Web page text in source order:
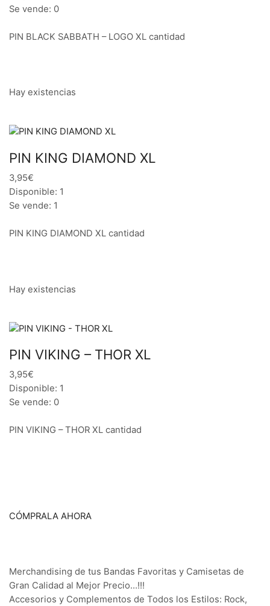
Se vende: 0
PIN BLACK SABBATH – LOGO XL cantidad
Hay existencias
PIN KING DIAMOND XL
3,95€
Disponible: 1
Se vende: 1
PIN KING DIAMOND XL cantidad
Hay existencias
PIN VIKING – THOR XL
3,95€
Disponible: 1
Se vende: 0
PIN VIKING – THOR XL cantidad
CÓMPRALA AHORA
Merchandising de tus Bandas Favoritas y Camisetas de
Gran Calidad al Mejor Precio…!!!
Accesorios y Complementos de Todos los Estilos: Rock,